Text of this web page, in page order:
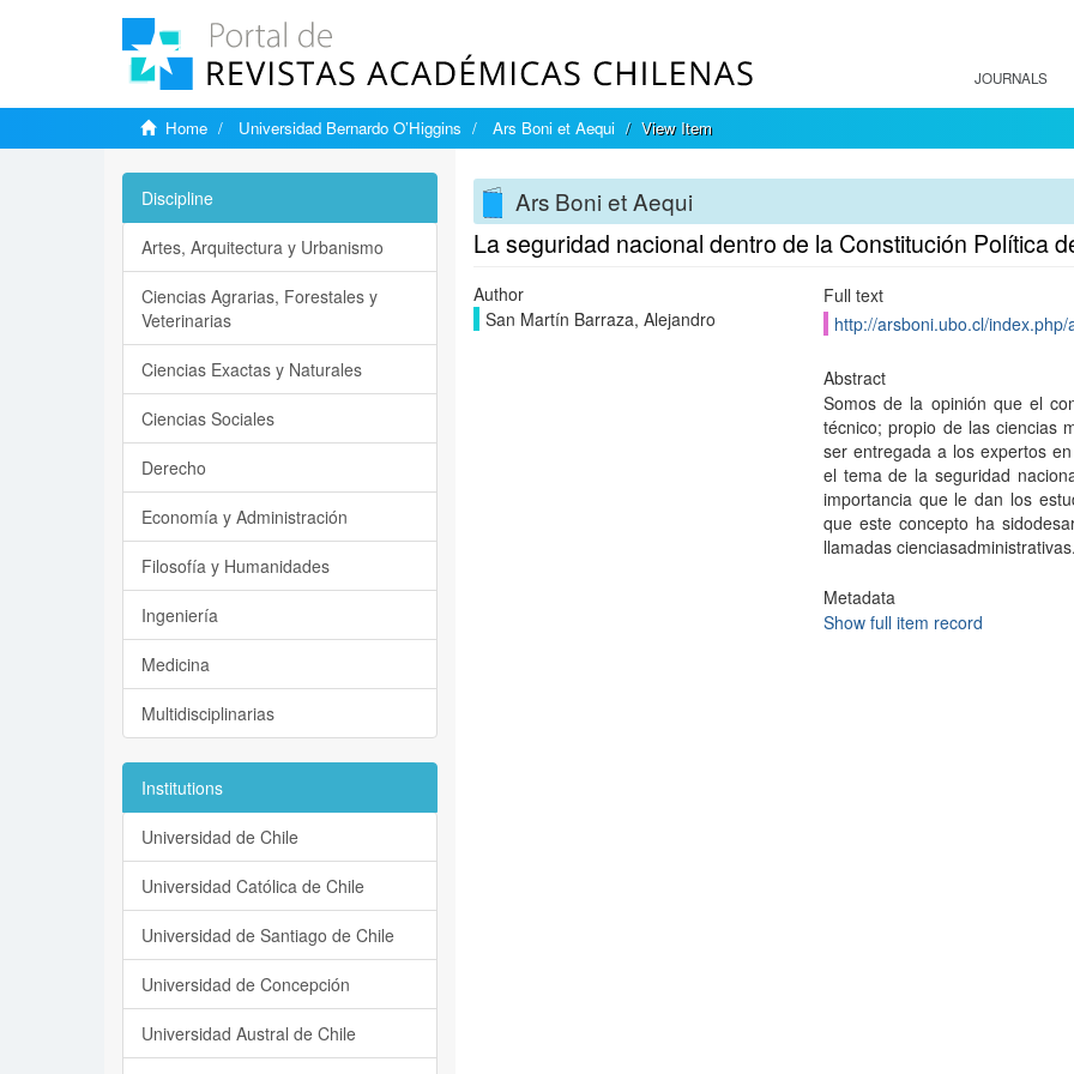
JOURNALS
Home Universidad Bernardo O’Higgins Ars Boni et Aequi View Item
Ars Boni et Aequi
La seguridad nacional dentro de la Constitución Política
Author
San Martín Barraza, Alejandro
Full text
http://arsboni.ubo.cl/
Abstract
Somos de la opinión que el
técnico; propio de las ciencias
ser entregada a los expertos
el tema de la seguridad
importancia que le dan los
que este concepto ha
llamadas
Metadata
Show full item record
Discipline
Artes, Arquitectura y Urbanismo
Ciencias Agrarias, Forestales y
Veterinarias
Ciencias Exactas y Naturales
Ciencias Sociales
Derecho
Economía y Administración
Filosofía y Humanidades
Ingeniería
Medicina
Multidisciplinarias
Institutions
Universidad de Chile
Universidad Católica de Chile
Universidad de Santiago de Chile
Universidad de Concepción
Universidad Austral de Chile